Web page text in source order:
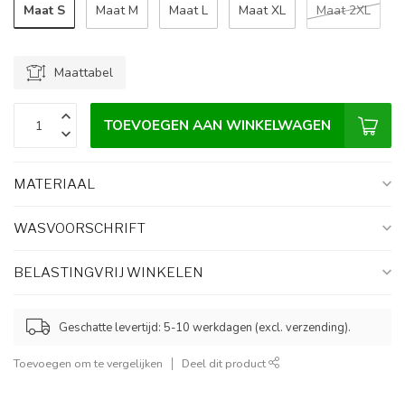
Maat S Maat M Maat L Maat XL Maat 2XL
Maattabel
TOEVOEGEN AAN WINKELWAGEN
MATERIAAL
WASVOORSCHRIFT
BELASTINGVRIJ WINKELEN
Geschatte levertijd: 5-10 werkdagen (excl. verzending).
Toevoegen om te vergelijken Deel dit product